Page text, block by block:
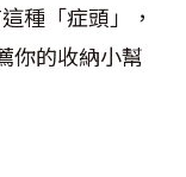
種「症頭」，
你的收納小幫